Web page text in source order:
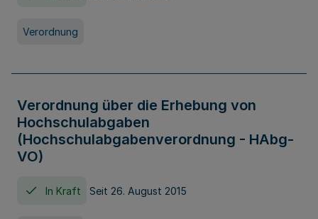
Verordnung
Verordnung über die Erhebung von
Hochschulabgaben
(Hochschulabgabenverordnung - HAbg-
VO)
In Kraft Seit 26. August 2015